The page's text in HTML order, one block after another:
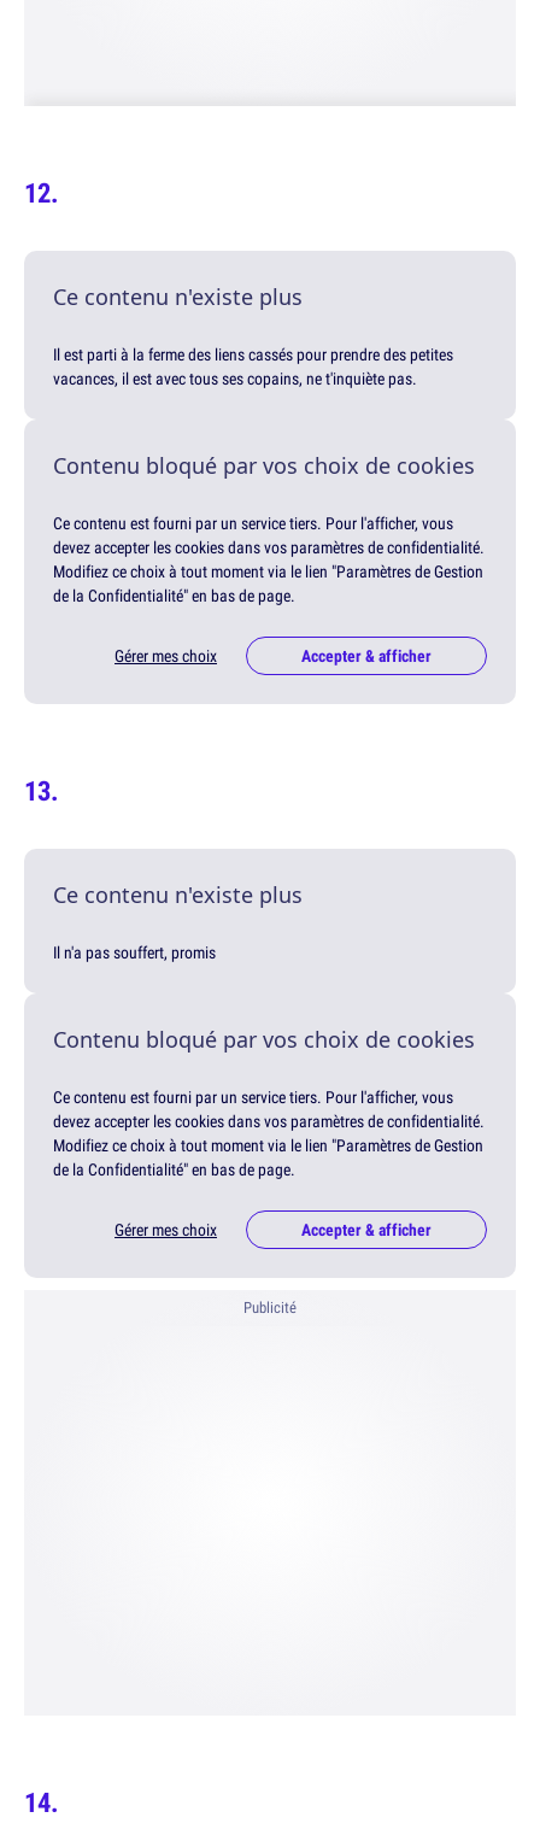
Ce contenu n'existe plus
Il est parti à la ferme des liens cassés pour prendre des petites
vacances, il est avec tous ses copains, ne t'inquiète pas.
Contenu bloqué par vos choix de cookies
Ce contenu est fourni par un service tiers. Pour l'afficher, vous
devez accepter les cookies dans vos paramètres de confidentialité.
Modifiez ce choix à tout moment via le lien "Paramètres de Gestion
de la Confidentialité" en bas de page.
Gérer mes choix Accepter & afficher
Ce contenu n'existe plus
Il n'a pas souffert, promis
Contenu bloqué par vos choix de cookies
Ce contenu est fourni par un service tiers. Pour l'afficher, vous
devez accepter les cookies dans vos paramètres de confidentialité.
Modifiez ce choix à tout moment via le lien "Paramètres de Gestion
de la Confidentialité" en bas de page.
Gérer mes choix Accepter & afficher
Publicité